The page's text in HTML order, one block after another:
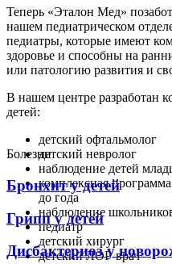
Теперь «Эталон Мед»
нашем педиатрическом
педиатры, которые имеют
здоровье и способны на
или патологию развития и
В нашем центре разработан
детей:
детский офтальмолог
детский невролог
наблюдение детей
комплексная
до года
наблюдение
педиатр
детский хирург
детский ЛОР-врач
Болезни
Бронхит у детей
Грипп у детей
Дисбактериоз у